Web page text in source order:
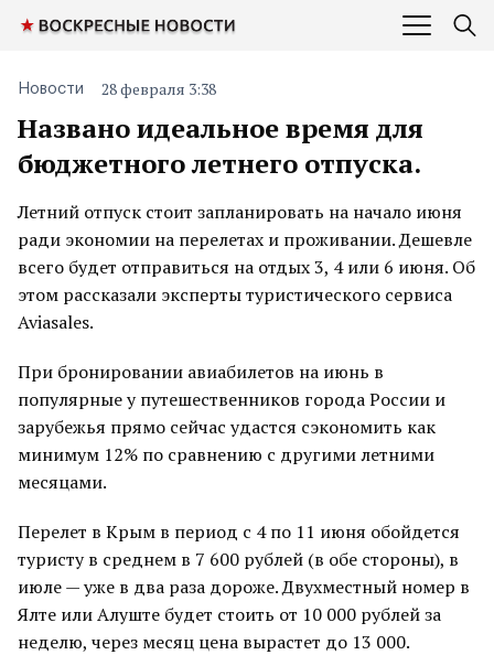
Названо идеальное время для
бюджетного летнего отпуска.
Новости 28 февраля 3:38
Летний отпуск стоит запланировать на начало июня
ради экономии на перелетах и проживании. Дешевле
всего будет отправиться на отдых 3, 4 или 6 июня. Об
этом рассказали эксперты туристического сервиса
Aviasales.
При бронировании авиабилетов на июнь в
популярные у путешественников города России и
зарубежья прямо сейчас удастся сэкономить как
минимум 12% по сравнению с другими летними
месяцами.
Перелет в Крым в период с 4 по 11 июня обойдется
туристу в среднем в 7 600 рублей (в обе стороны), в
июле — уже в два раза дороже. Двухместный номер в
Ялте или Алуште будет стоить от 10 000 рублей за
неделю, через месяц цена вырастет до 13 000.